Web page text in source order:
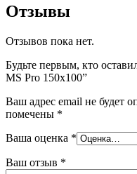
Отзывы
Отзывов пока нет.
Будьте первым, кто
MS Pro 150х100”
Ваш адрес email не будет
помечены *
Ваша оценка *
Ваш отзыв *